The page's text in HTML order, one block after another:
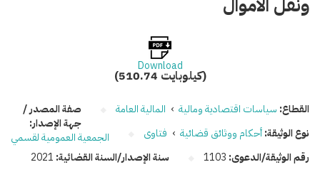
Download
(510.74 كيلوبايت)
القطاع: سياسات اقتصادية ومالية › المالية العامة
نوع الوثيقة:أحكام ووثائق قضائية › فتاوى
رقم الوثيقة/الدعوى: 1103 سنة الإصدار/السنة القضائية: 2021
صفة المصدر /
جهة الإصدار:
الجمعية العمومية لقسمي